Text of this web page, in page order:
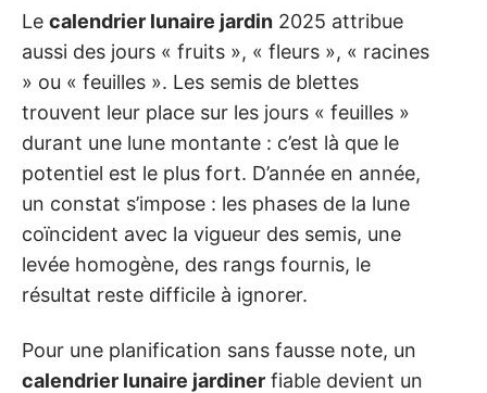
Le calendrier lunaire jardin 2025 attribue
aussi des jours « fruits », « fleurs », « racines
» ou « feuilles ». Les semis de blettes
trouvent leur place sur les jours « feuilles »
durant une lune montante : c’est là que le
potentiel est le plus fort. D’année en année,
un constat s’impose : les phases de la lune
coïncident avec la vigueur des semis, une
levée homogène, des rangs fournis, le
résultat reste difficile à ignorer.
Pour une planification sans fausse note, un
calendrier lunaire jardiner fiable devient un